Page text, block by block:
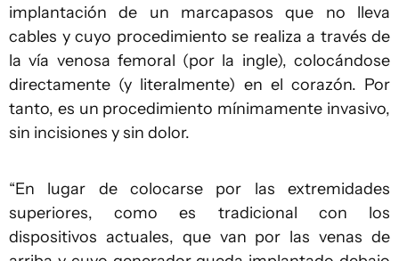
implantación de un marcapasos que no lleva
cables y cuyo procedimiento se realiza a través de
la vía venosa femoral (por la ingle), colocándose
directamente (y literalmente) en el corazón. Por
tanto, es un procedimiento mínimamente invasivo,
sin incisiones y sin dolor.
“En lugar de colocarse por las extremidades
superiores, como es tradicional con los
dispositivos actuales, que van por las venas de